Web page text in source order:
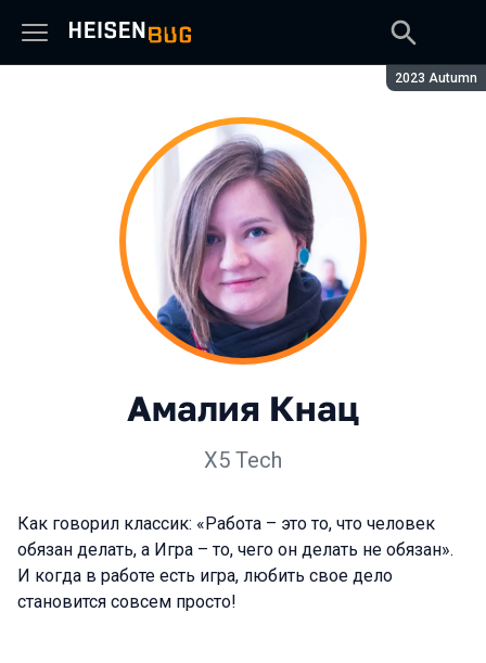
Сезон:
2023 Autumn
Амалия Кнац
X5 Tech
Как говорил классик: «Работа – это то, что человек
обязан делать, а Игра – то, чего он делать не обязан».
И когда в работе есть игра, любить свое дело
становится совсем просто!